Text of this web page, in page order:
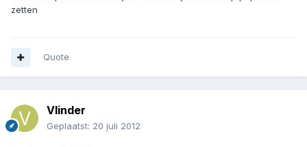
zetten
Quote
Vlinder
Geplaatst: 20 juli 2012